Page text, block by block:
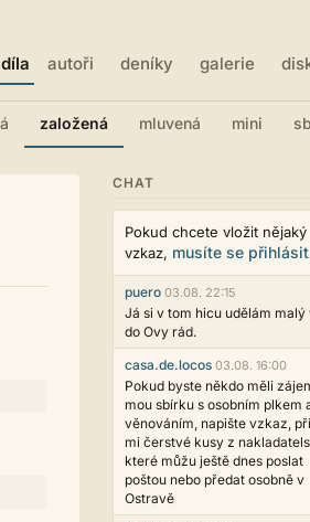
díla autoři deníky galerie
založená mluvená mini
CHAT
Pokud chcete vložit nějaký
vzkaz, musíte se přihlásit
puero 03.08. 22:15
Já si v tom hicu udělám malý
do Ovy rád.
casa.de.locos 03.08. 16:00
Pokud byste někdo měli
mou sbírku s osobním plkem
věnováním, napište vzkaz,
mi čerstvé kusy z
které můžu ještě dnes poslat
poštou nebo předat osobně v
Ostravě